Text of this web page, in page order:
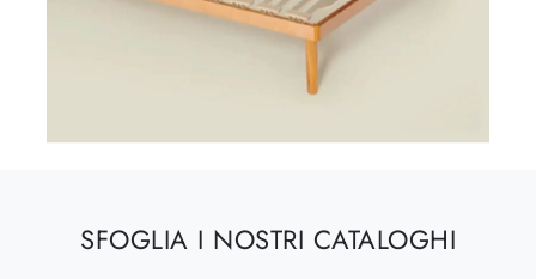
SFOGLIA I NOSTRI CATALOGHI